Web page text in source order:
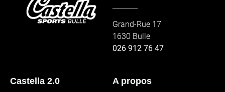
Grand-Rue 17
1630 Bulle
026 912 76 47
Castella 2.0
A propos